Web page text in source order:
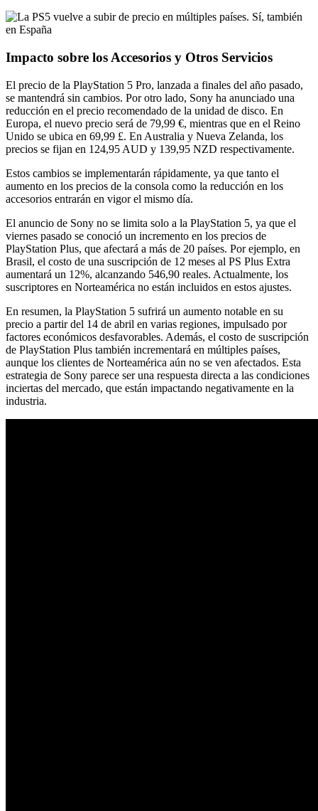
Impacto sobre los Accesorios y Otros Servicios
El precio de la PlayStation 5 Pro, lanzada a finales del año pasado,
se mantendrá sin cambios. Por otro lado, Sony ha anunciado una
reducción en el precio recomendado de la unidad de disco. En
Europa, el nuevo precio será de 79,99 €, mientras que en el Reino
Unido se ubica en 69,99 £. En Australia y Nueva Zelanda, los
precios se fijan en 124,95 AUD y 139,95 NZD respectivamente.
Estos cambios se implementarán rápidamente, ya que tanto el
aumento en los precios de la consola como la reducción en los
accesorios entrarán en vigor el mismo día.
El anuncio de Sony no se limita solo a la PlayStation 5, ya que el
viernes pasado se conoció un incremento en los precios de
PlayStation Plus, que afectará a más de 20 países. Por ejemplo, en
Brasil, el costo de una suscripción de 12 meses al PS Plus Extra
aumentará un 12%, alcanzando 546,90 reales. Actualmente, los
suscriptores en Norteamérica no están incluidos en estos ajustes.
En resumen, la PlayStation 5 sufrirá un aumento notable en su
precio a partir del 14 de abril en varias regiones, impulsado por
factores económicos desfavorables. Además, el costo de suscripción
de PlayStation Plus también incrementará en múltiples países,
aunque los clientes de Norteamérica aún no se ven afectados. Esta
estrategia de Sony parece ser una respuesta directa a las condiciones
inciertas del mercado, que están impactando negativamente en la
industria.